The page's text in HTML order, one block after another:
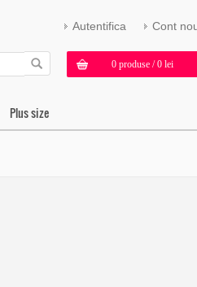
Autentifica Cont
0 produse / 0 lei
Plus size